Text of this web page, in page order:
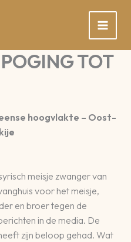
TOT
hoogvlakte – Oost-
meisje zwanger van
voor het meisje,
en broer tegen de
in de media. De
zijn beloop gehad. Wat